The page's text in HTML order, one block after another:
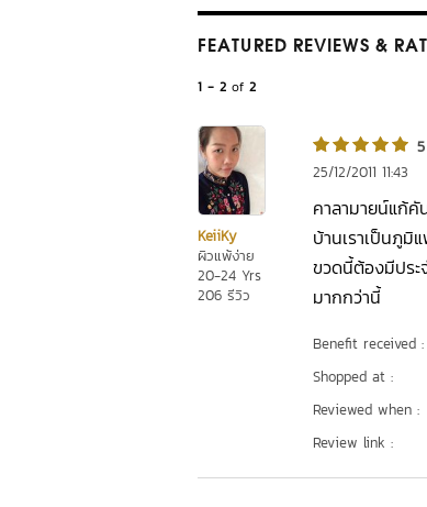
FEATURED REVIEWS &
1 - 2 of 2
KeiiKy
ผิวแพ้ง่าย
20-24 Yrs
206 รีวิว
5
25/12/2011 11:43
คาลามายน์แก้
บ้านเราเป็นภูมิ
ขวดนี้ต้องมีประ
มากกว่านี้
Benefit received :
Shopped at :
Reviewed when :
Review link :